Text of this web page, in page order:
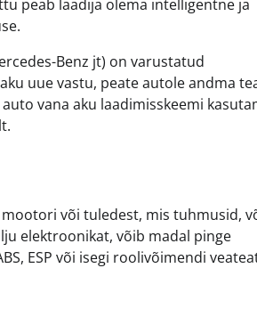
peab laadija olema intelligentne ja
Benz jt) on varustatud
uue vastu, peate autole andma
vana aku laadimisskeemi
või tuledest, mis tuhmusid,
elektroonikat, võib madal pinge
ESP või isegi roolivõimendi